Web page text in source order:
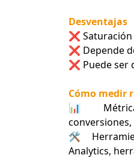
Desventajas
❌
❌ Depende
❌ Puede ser
Cómo medir
📊
conversiones,
🛠
Analytics,